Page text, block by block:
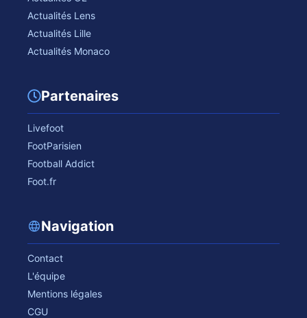
Actualités Lens
Actualités Lille
Actualités Monaco
Partenaires
Livefoot
FootParisien
Football Addict
Foot.fr
Navigation
Contact
L'équipe
Mentions légales
CGU